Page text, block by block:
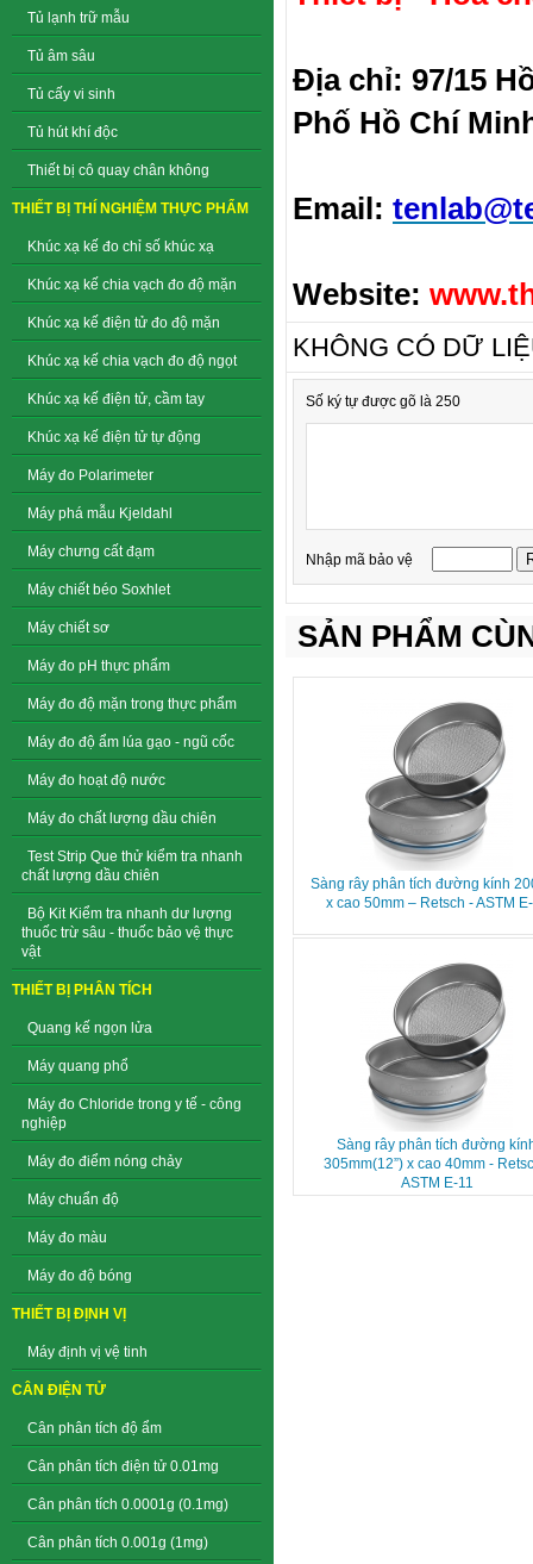
Tủ lạnh trữ mẫu
Tủ âm sâu
Tủ cấy vi sinh
Tủ hút khí độc
Thiết bị cô quay chân không
THIẾT BỊ THÍ NGHIỆM THỰC PHẨM
Khúc xạ kế đo chỉ số khúc xạ
Khúc xạ kế chia vạch đo độ mặn
Khúc xạ kế điện tử đo độ mặn
Khúc xạ kế chia vạch đo độ ngọt
Khúc xạ kế điện tử, cầm tay
Khúc xạ kế điện tử tự động
Máy đo Polarimeter
Máy phá mẫu Kjeldahl
Máy chưng cất đạm
Máy chiết béo Soxhlet
Máy chiết sơ
Máy đo pH thực phẩm
Máy đo độ mặn trong thực phẩm
Máy đo độ ẩm lúa gạo - ngũ cốc
Máy đo hoạt độ nước
Máy đo chất lượng dầu chiên
Test Strip Que thử kiểm tra nhanh
chất lượng dầu chiên
Bộ Kit Kiểm tra nhanh dư lượng
thuốc trừ sâu - thuốc bảo vệ thực
vật
THIẾT BỊ PHÂN TÍCH
Quang kế ngọn lửa
Máy quang phổ
Máy đo Chloride trong y tế - công
nghiệp
Máy đo điểm nóng chảy
Máy chuẩn độ
Máy đo màu
Máy đo độ bóng
THIẾT BỊ ĐỊNH VỊ
Máy định vị vệ tinh
CÂN ĐIỆN TỬ
Cân phân tích độ ẩm
Cân phân tích điện tử 0.01mg
Cân phân tích 0.0001g (0.1mg)
Cân phân tích 0.001g (1mg)
Địa chỉ: 97/15
Phố Hồ Chí
Email:
Website:
KHÔNG CÓ DỮ
Số ký tự được gõ là 250
Nhập mã bảo vệ
SẢN PHẨM
Sàng rây phân tích đường kính
x cao 50mm – Retsch - ASTM
Sàng rây phân tích đường
305mm(12”) x cao 40mm -
ASTM E-11